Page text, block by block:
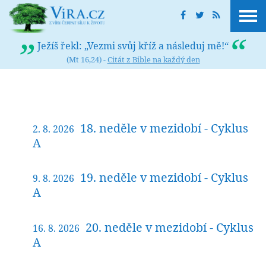
Ježíš řekl: „Vezmi svůj kříž a následuj mě!“
(Mt 16,24) -Citát z Bible na každý den
2. 8. 2026 18. neděle v mezidobí - Cyklus
A
9. 8. 2026 19. neděle v mezidobí - Cyklus
A
16. 8. 2026 20. neděle v mezidobí - Cyklus
A